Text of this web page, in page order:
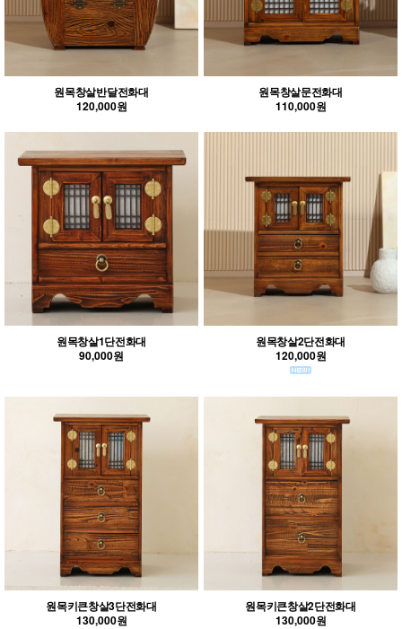
원목창살반달전화대
120,000원
원목창살문전화대
110,000원
원목창살1단전화대
90,000원
원목창살2단전화대
120,000원
원목키큰창살3단전화대
130,000원
원목키큰창살2단전화대
130,000원